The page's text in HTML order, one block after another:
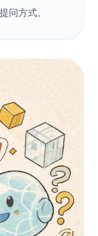
问方式。